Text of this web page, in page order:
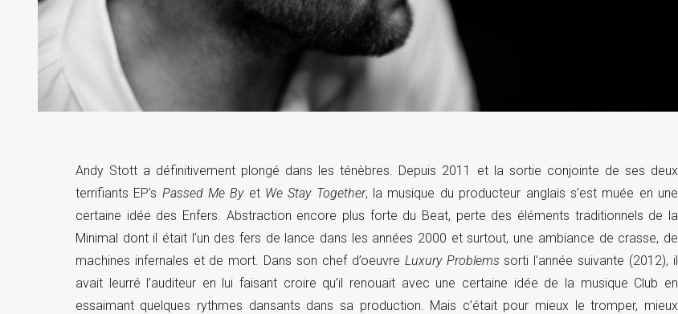
Andy Stott a définitivement plongé dans les ténèbres. Depuis 2011 et la sortie conjointe de ses deux
terrifiants EP’s Passed Me Byet We Stay Together, la musique du producteur anglais s’est muée en une
certaine idée des Enfers. Abstraction encore plus forte du Beat, perte des éléments traditionnels de la
Minimal dont il était l’un des fers de lance dans les années 2000 et surtout, une ambiance de crasse, de
machines infernales et de mort. Dans son chef d’oeuvre Luxury Problemssorti l’année suivante (2012), il
avait leurré l’auditeur en lui faisant croire qu’il renouait avec une certaine idée de la musique Club en
essaimant quelques rythmes dansants dans sa production. Mais c’était pour mieux le tromper, mieux